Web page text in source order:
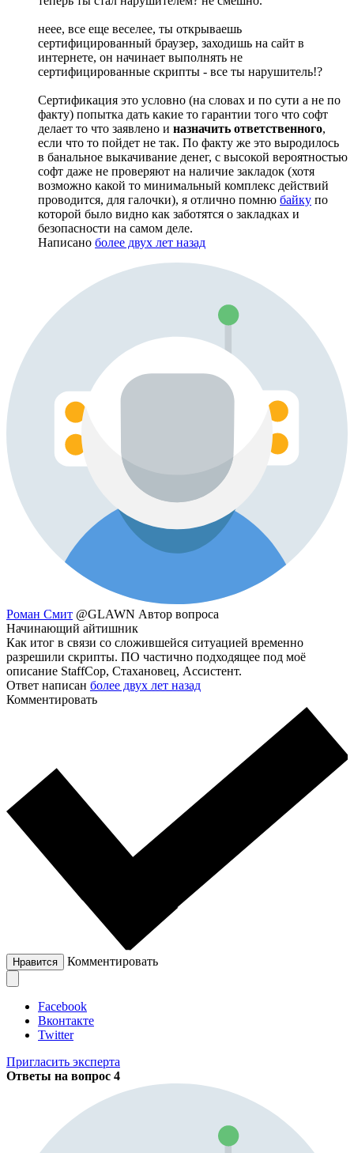
неее, все еще веселее, ты открываешь
сертифицированный браузер, заходишь на сайт в
интернете, он начинает выполнять не
сертифицированные скрипты - все ты нарушитель!?
Сертификация это условно (на словах и по сути а не по
факту) попытка дать какие то гарантии того что софт
делает то что заявлено и назначить ответственного,
если что то пойдет не так. По факту же это выродилось
в банальное выкачивание денег, с высокой вероятностью
софт даже не проверяют на наличие закладок (хотя
возможно какой то минимальный комплекс действий
проводится, для галочки), я отлично помню байку по
которой было видно как заботятся о закладках и
безопасности на самом деле.
Написано более двух лет назад
Роман Смит @GLAWN Автор вопроса
Начинающий айтишник
Как итог в связи со сложившейся ситуацией временно
разрешили скрипты. ПО частично подходящее под моё
описание StaffCop, Стахановец, Ассистент.
Ответ написан более двух лет назад
Комментировать
Нравится Комментировать
Facebook
Вконтакте
Twitter
Пригласить эксперта
Ответы на вопрос 4